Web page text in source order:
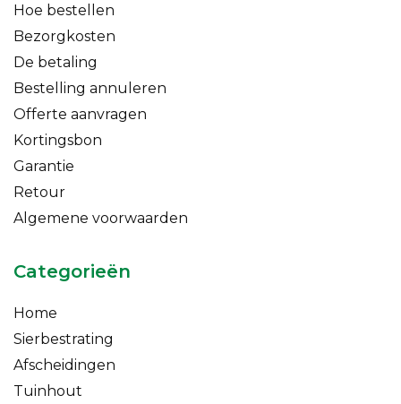
Hoe bestellen
Bezorgkosten
De betaling
Bestelling annuleren
Offerte aanvragen
Kortingsbon
Garantie
Retour
Algemene voorwaarden
Categorieën
Home
Sierbestrating
Afscheidingen
Tuinhout